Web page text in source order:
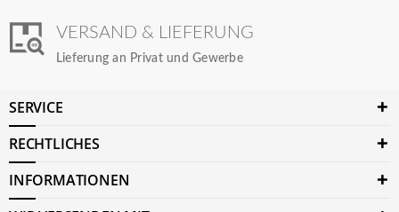
VERSAND & LIEFERUNG
Lieferung an Privat und Gewerbe
SERVICE
RECHTLICHES
INFORMATIONEN